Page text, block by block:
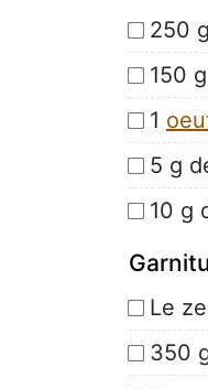
250
150
1
5 g
10 g
Le
350